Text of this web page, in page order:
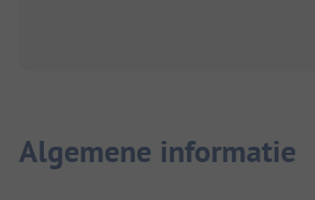
Algemene informatie